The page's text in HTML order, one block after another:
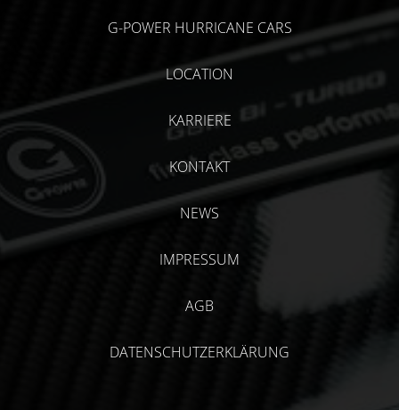
G-POWER HURRICANE CARS
LOCATION
KARRIERE
KONTAKT
NEWS
IMPRESSUM
AGB
DATENSCHUTZERKLÄRUNG